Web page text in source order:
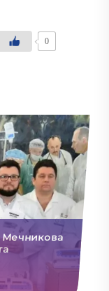
0
Мечникова